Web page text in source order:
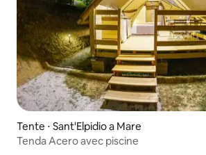
Tente ⋅ Sant'Elpidio a Mare
Tenda Acero avec piscine